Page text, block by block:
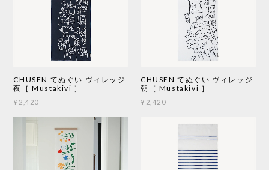
CHUSEN てぬぐい ヴィレッジ
夜［ Mustakivi ］
¥2,420
CHUSEN てぬぐい ヴィレッジ
朝［ Mustakivi ］
¥2,420